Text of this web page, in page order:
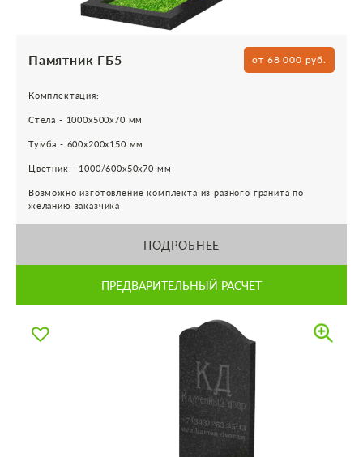
Памятник ГБ5 от 68 000 руб.
Комплектация:
Стела - 1000х500х70 мм
Тумба - 600х200х150 мм
Цветник - 1000/600х50х70 мм
Возможно изготовление комплекта из разного гранита по
желанию заказчика
ПОДРОБНЕЕ
ПРЕДВАРИТЕЛЬНЫЙ РАСЧЕТ